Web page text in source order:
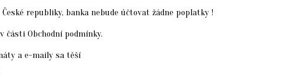
republiky, banka nebude účtovat žádne poplatky !
části Obchodní podmínky.
a e-maily sa těší